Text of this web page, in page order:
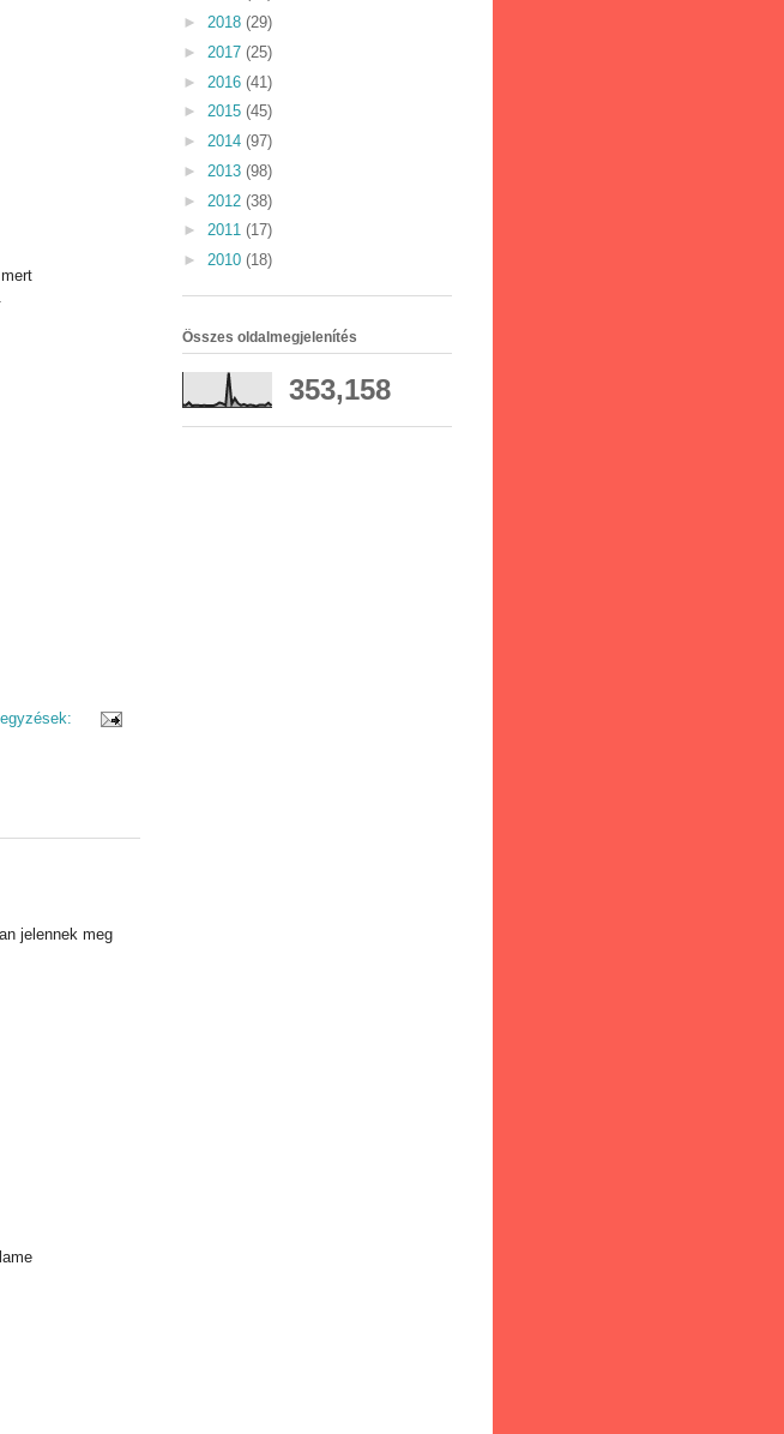
jelennek meg
► 2018 (29)
► 2017 (25)
► 2016 (41)
► 2015 (45)
► 2014 (97)
► 2013 (98)
► 2012 (38)
► 2011 (17)
► 2010 (18)
Összes oldalmegjelenítés
353,158